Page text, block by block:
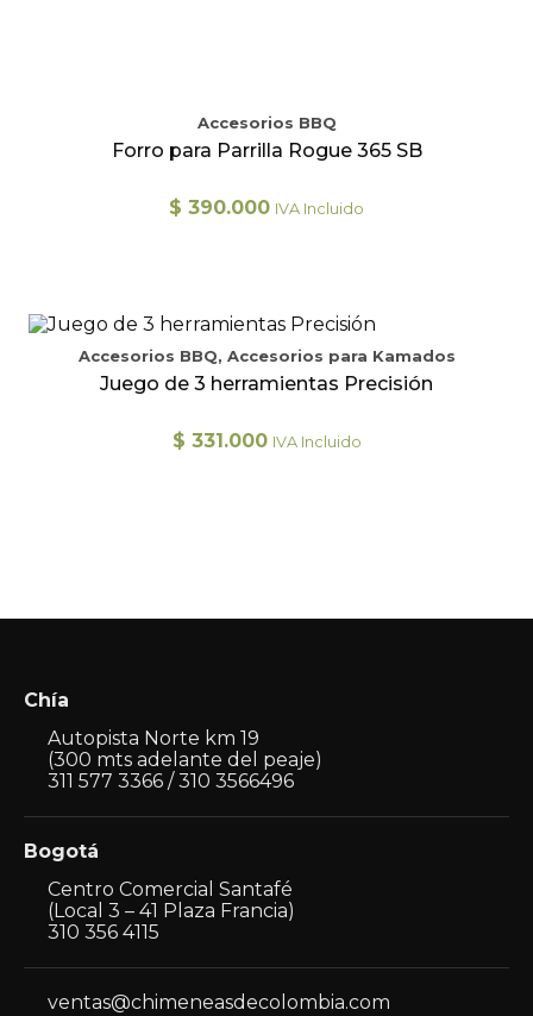
Accesorios BBQ
Forro para Parrilla Rogue 365 SB
$ 390.000 IVA Incluido
Accesorios BBQ, Accesorios para Kamados
Juego de 3 herramientas Precisión
$ 331.000 IVA Incluido
Chía
Autopista Norte km 19
(300 mts adelante del peaje)
311 577 3366 / 310 3566496
Bogotá
Centro Comercial Santafé
(Local 3 – 41 Plaza Francia)
310 356 4115
ventas@chimeneasdecolombia.com